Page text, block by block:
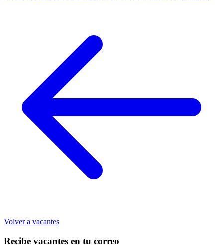
Volver a vacantes
Recibe vacantes en tu correo